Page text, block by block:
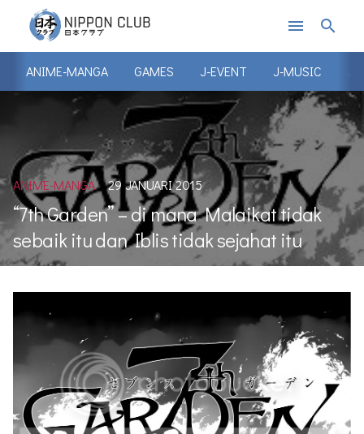
menu search
ANIME-MANGA GAMES J-EVENT J-MUSIC J-
ANIME-MANGA 29 JANUARI 2015
“7th Garden” – di mana Malaikat tidak
sebaik itu dan Iblis tidak sejahat itu